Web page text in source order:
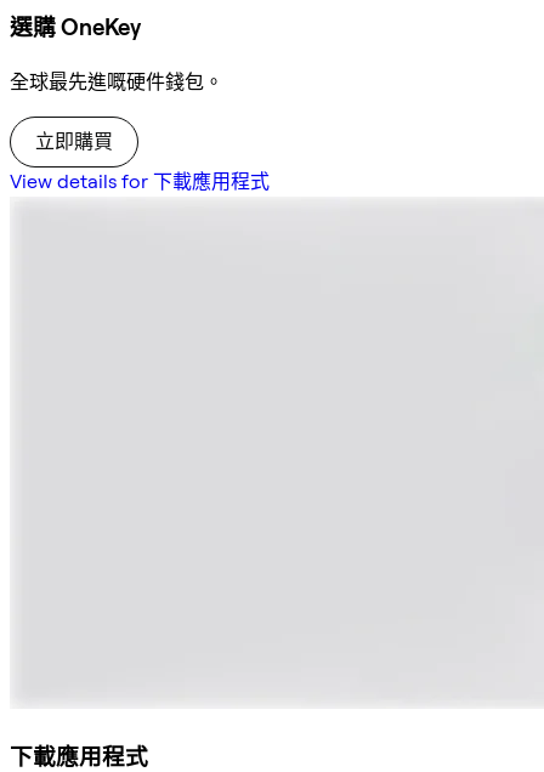
選購 OneKey
全球最先進嘅硬件錢包。
立即購買
View details for 下載應用程式
下載應用程式